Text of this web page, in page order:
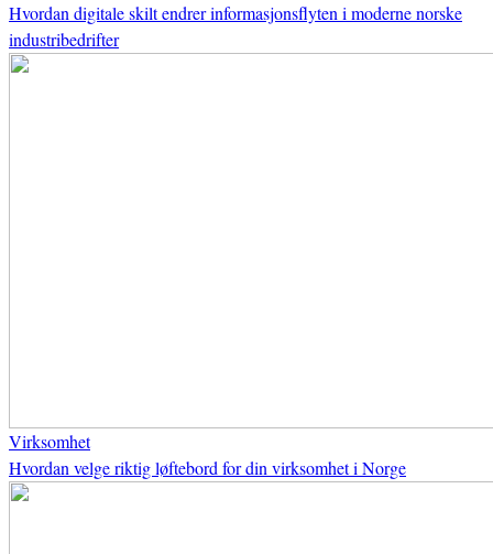
Hvordan digitale skilt endrer informasjonsflyten i moderne norske
industribedrifter
Virksomhet
Hvordan velge riktig løftebord for din virksomhet i Norge